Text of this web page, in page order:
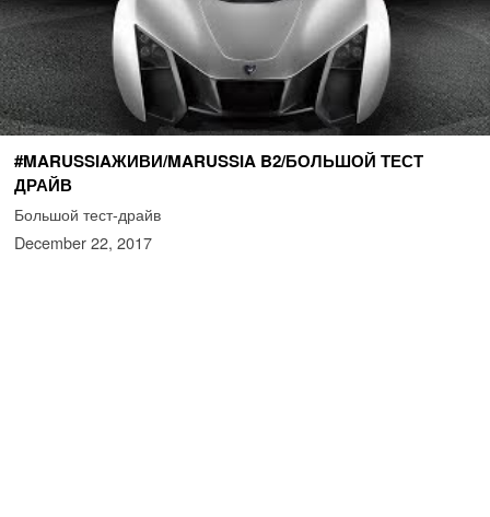
#MARUSSIAЖИВИ/MARUSSIA B2/БОЛЬШОЙ ТЕСТ
ДРАЙВ
Большой тест-драйв
December 22, 2017